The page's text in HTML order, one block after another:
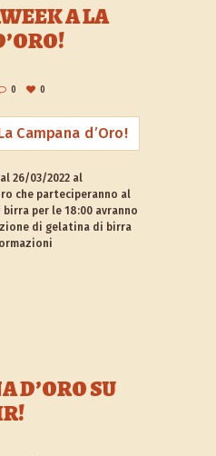
A LA
0 0
26/03/2022 al
che parteciperanno al
per le 18:00 avranno
di gelatina di birra
D’ORO SU